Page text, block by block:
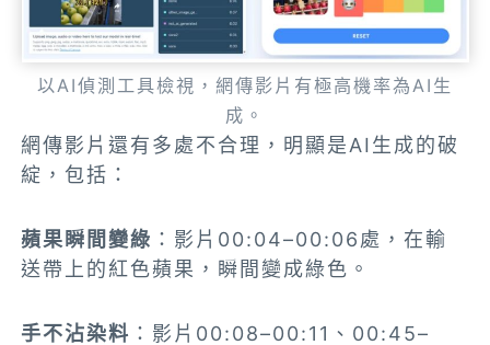
以AI偵測工具檢視，網傳影片有極高機率為AI生
成。
網傳影片還有多處不合理，明顯是AI生成的破
綻，包括：
蘋果瞬間變綠 ：影片00:04–00:06處，在輸
送帶上的紅色蘋果，瞬間變成綠色。
手不沾染料 ：影片00:08–00:11、00:45–